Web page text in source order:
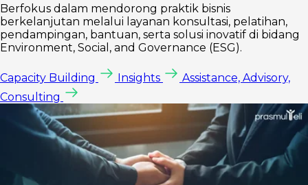
Berfokus dalam mendorong praktik bisnis
berkelanjutan melalui layanan konsultasi, pelatihan,
pendampingan, bantuan, serta solusi inovatif di bidang
Environment, Social, and Governance (ESG).
Capacity Building Insights
Assistance, Advisory,
Consulting